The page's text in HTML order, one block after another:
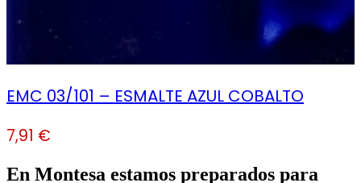
EMC 03/101 – ESMALTE AZUL COBALTO
7,91 €
En Montesa estamos preparados para